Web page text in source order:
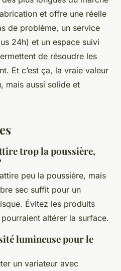
et offre une réelle
de problème, un service
24h) et un espace suivi
de résoudre les
Et c’est ça, la vraie valeur
mais aussi solide et
trop la poussière,
peu la poussière, mais
sec suffit pour un
Évitez les produits
altérer la surface.
lumineuse pour le
un variateur avec